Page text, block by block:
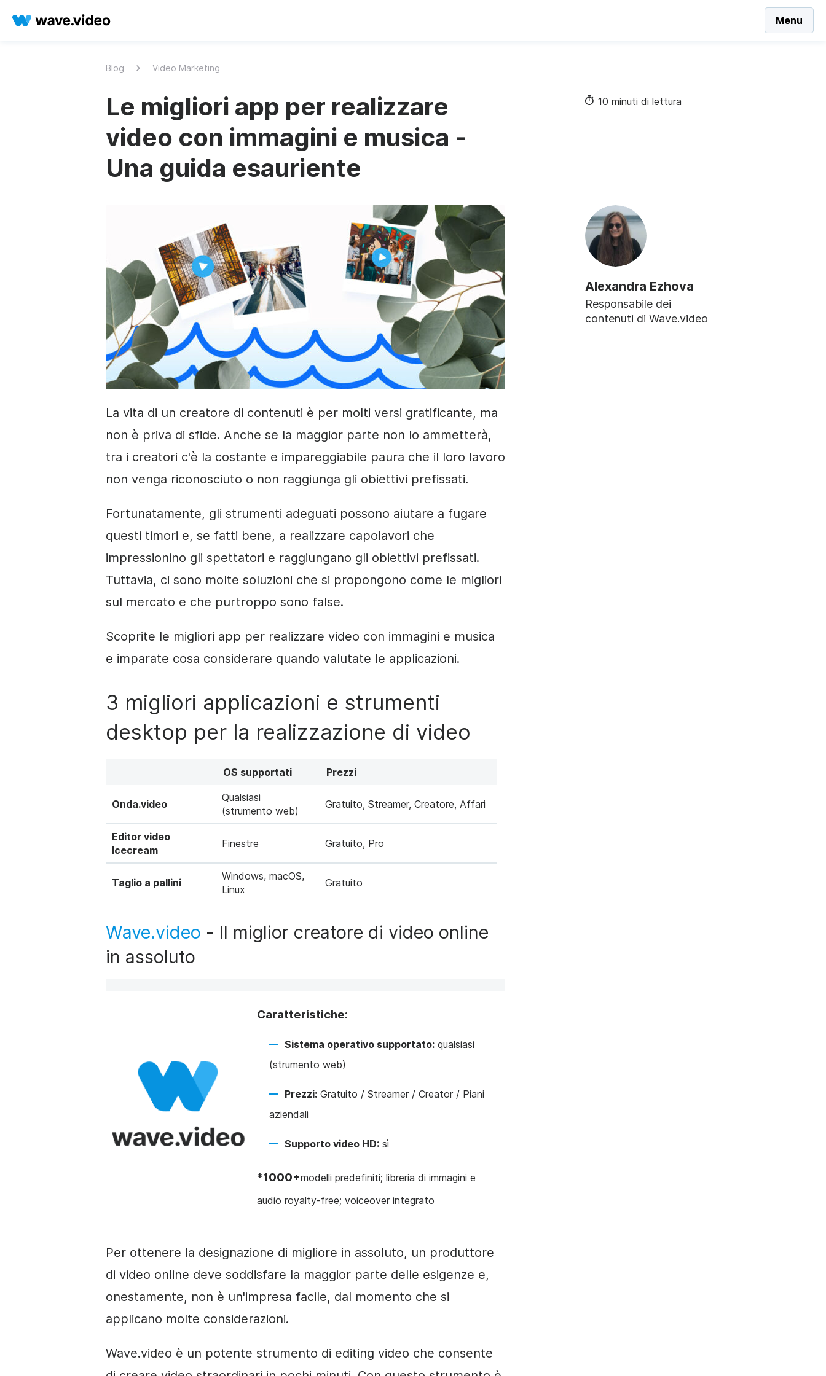
Menu
Blog Video Marketing
Le migliori app per realizzare
video con immagini e musica -
Una guida esauriente
10 minuti di lettura
Alexandra Ezhova
Responsabile dei
contenuti di Wave.video
La vita di un creatore di contenuti è per molti versi gratificante, ma
non è priva di sfide. Anche se la maggior parte non lo ammetterà,
tra i creatori c'è la costante e impareggiabile paura che il loro lavoro
non venga riconosciuto o non raggiunga gli obiettivi prefissati.
Fortunatamente, gli strumenti adeguati possono aiutare a fugare
questi timori e, se fatti bene, a realizzare capolavori che
impressionino gli spettatori e raggiungano gli obiettivi prefissati.
Tuttavia, ci sono molte soluzioni che si propongono come le migliori
sul mercato e che purtroppo sono false.
Scoprite le migliori app per realizzare video con immagini e musica
e imparate cosa considerare quando valutate le applicazioni.
3 migliori applicazioni e strumenti
desktop per la realizzazione di video
OS supportati Prezzi
Onda.video
Qualsiasi
(strumento web)
Gratuito, Streamer, Creatore, Affari
Editor video
Icecream
Finestre Gratuito, Pro
Taglio a pallini
Windows, macOS,
Linux
Gratuito
Wave.video - Il miglior creatore di video online
in assoluto
Caratteristiche:
Sistema operativo supportato: qualsiasi
(strumento web)
Prezzi: Gratuito / Streamer / Creator / Piani
aziendali
Supporto video HD: sì
*1000+modelli predefiniti; libreria di immagini e
audio royalty-free; voiceover integrato
Per ottenere la designazione di migliore in assoluto, un produttore
di video online deve soddisfare la maggior parte delle esigenze e,
onestamente, non è un'impresa facile, dal momento che si
applicano molte considerazioni.
Wave.video è un potente strumento di editing video che consente